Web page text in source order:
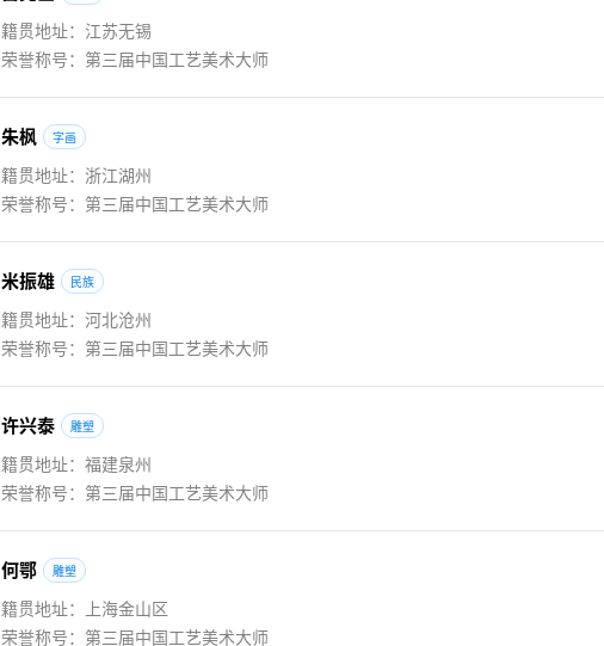
籍贯地址：江苏无锡
荣誉称号：第三届中国工艺美术大师
朱枫 字画
籍贯地址：浙江湖州
荣誉称号：第三届中国工艺美术大师
米振雄 民族
籍贯地址：河北沧州
荣誉称号：第三届中国工艺美术大师
许兴泰 雕塑
籍贯地址：福建泉州
荣誉称号：第三届中国工艺美术大师
何鄂 雕塑
籍贯地址：上海金山区
荣誉称号：第三届中国工艺美术大师